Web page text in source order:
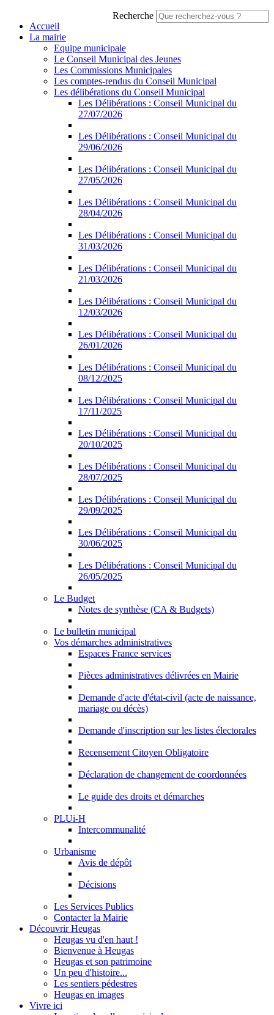
Recherche
Accueil
La mairie
Equipe municipale
Le Conseil Municipal des Jeunes
Les Commissions Municipales
Les comptes-rendus du Conseil Municipal
Les délibérations du Conseil Municipal
Les Délibérations : Conseil Municipal du
27/07/2026
Les Délibérations : Conseil Municipal du
29/06/2026
Les Délibérations : Conseil Municipal du
27/05/2026
Les Délibérations : Conseil Municipal du
28/04/2026
Les Délibérations : Conseil Municipal du
31/03/2026
Les Délibérations : Conseil Municipal du
21/03/2026
Les Délibérations : Conseil Municipal du
12/03/2026
Les Délibérations : Conseil Municipal du
26/01/2026
Les Délibérations : Conseil Municipal du
08/12/2025
Les Délibérations : Conseil Municipal du
17/11/2025
Les Délibérations : Conseil Municipal du
20/10/2025
Les Délibérations : Conseil Municipal du
28/07/2025
Les Délibérations : Conseil Municipal du
29/09/2025
Les Délibérations : Conseil Municipal du
30/06/2025
Les Délibérations : Conseil Municipal du
26/05/2025
Le Budget
Notes de synthèse (CA & Budgets)
Le bulletin municipal
Vos démarches administratives
Espaces France services
Pièces administratives délivrées en Mairie
Demande d'acte d'état-civil (acte de naissance,
mariage ou décès)
Demande d'inscription sur les listes électorales
Recensement Citoyen Obligatoire
Déclaration de changement de coordonnées
Le guide des droits et démarches
PLUi-H
Intercommunalité
Urbanisme
Avis de dépôt
Décisions
Les Services Publics
Contacter la Mairie
Découvrir Heugas
Heugas vu d'en haut !
Bienvenue à Heugas
Heugas et son patrimoine
Un peu d'histoire...
Les sentiers pédestres
Heugas en images
Vivre ici